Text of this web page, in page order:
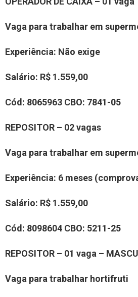
Vaga para trabalhar em
Experiência: Não exige
Salário: R$ 1.559,00
Cód: 8065963 CBO: 7841-05
REPOSITOR – 02 vagas
Vaga para trabalhar em
Experiência: 6 meses
Salário: R$ 1.559,00
Cód: 8098604 CBO: 5211-25
REPOSITOR – 01 vaga –
Vaga para trabalhar hortifruti